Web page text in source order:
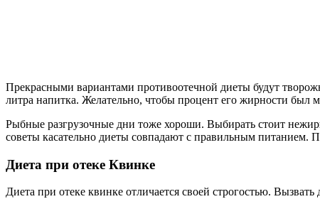
Прекрасными вариантами противоотечной диеты будут
литра напитка. Желательно, чтобы процент его жирности
Рыбные разгрузочные дни тоже хороши. Выбирать стоит
советы касательно диеты совпадают с правильным
Диета при отеке Квинке
Диета при отеке квинке отличается своей строгостью.